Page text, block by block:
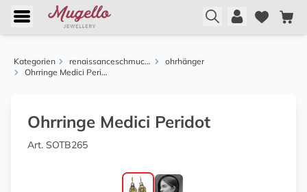
Kategorien renaissanceschmuck aus florenz
ohrhänger
Ohrringe Medici Peridot
Ohrringe Medici Peridot
Art. SOTB265